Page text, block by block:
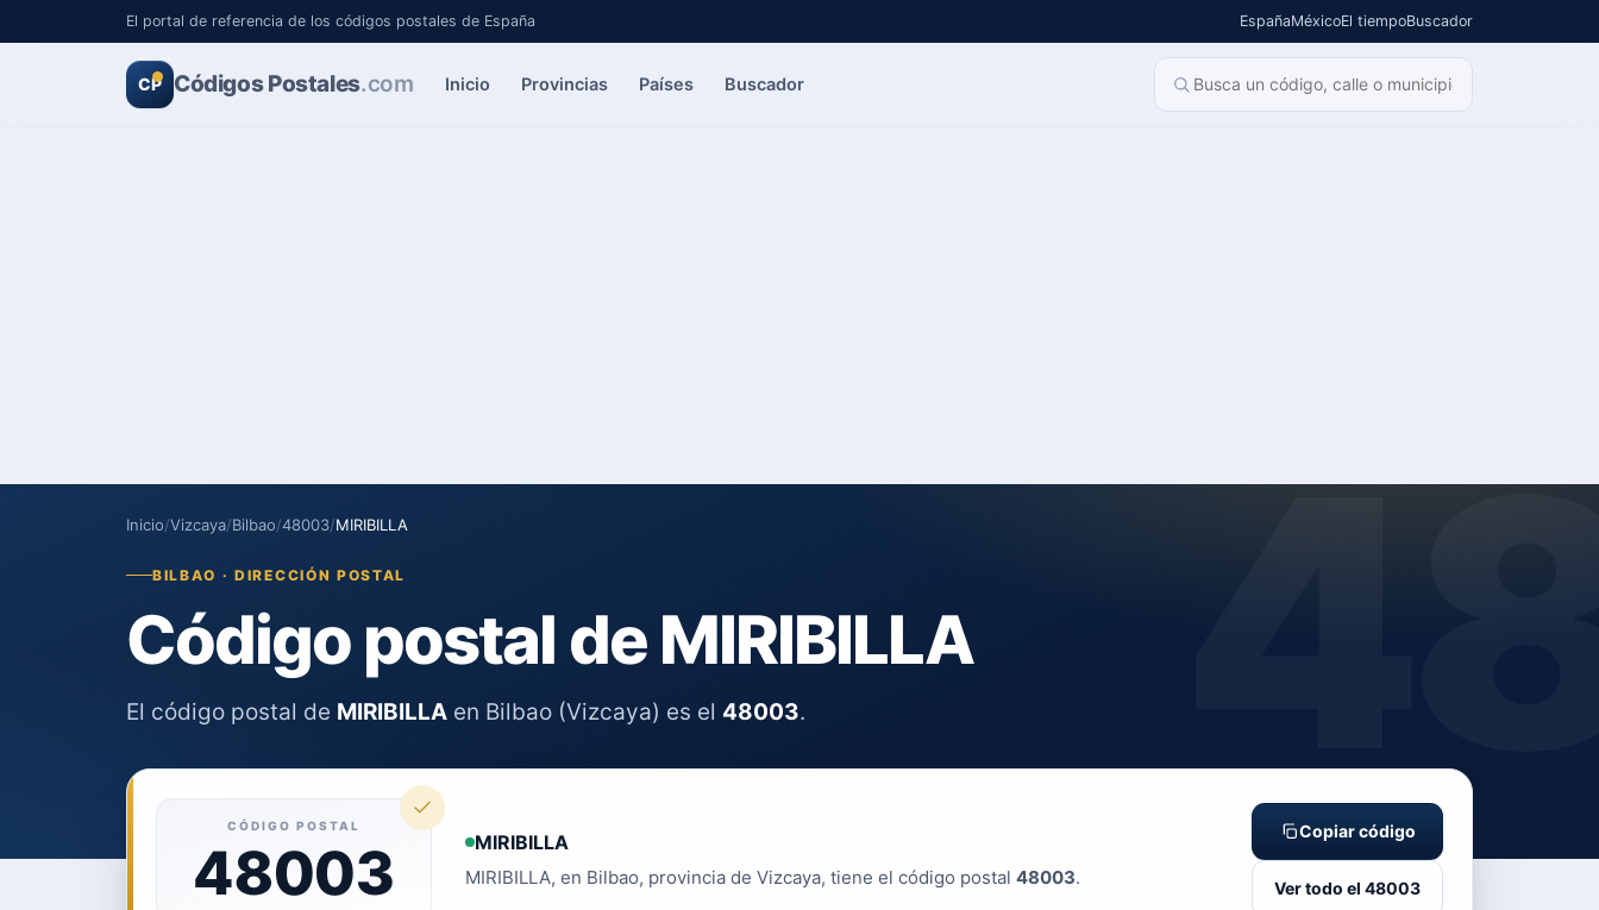
El portal de referencia de los códigos postales de España EspañaMéxicoEl tiempoBuscador
CP Códigos Postales.com Inicio Provincias Países Buscador
Inicio/Vizcaya/Bilbao/48003/MIRIBILLA
BILBAO · DIRECCIÓN POSTAL
Código postal de MIRIBILLA
El código postal de MIRIBILLA en Bilbao (Vizcaya) es el 48003.
CÓDIGO POSTAL
48003 MIRIBILLA
MIRIBILLA, en Bilbao, provincia de Vizcaya, tiene el código postal 48003.
Copiar código
Ver todo el 48003